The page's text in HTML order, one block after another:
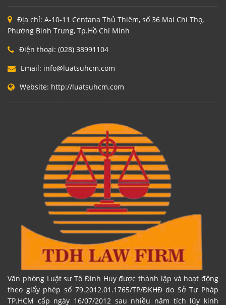
Địa chỉ: A-10-11 Centana Thủ Thiêm, số 36 Mai Chí Thọ,
Phường Bình Trưng, Tp.Hồ Chí Minh
Điện thoại: (028) 38991104
Email: info@luatsuhcm.com
Website: http://luatsuhcm.com
Văn phòng Luật sư Tô Đình Huy được thành lập và hoạt động
theo giấy phép số 79.2012.01.1765/TP/ĐKHĐ do Sở Tư Pháp
TP.HCM cấp ngày 16/07/2012 sau nhiều năm tích lũy kinh